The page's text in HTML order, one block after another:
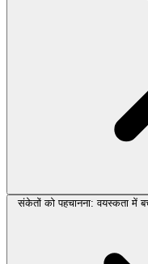
संकेतों को पहचानना: वयस्कता में